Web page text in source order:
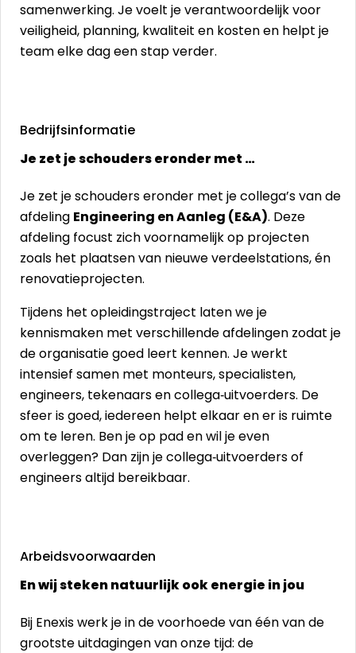
samenwerking. Je voelt je verantwoordelijk voor
veiligheid, planning, kwaliteit en kosten en helpt je
team elke dag een stap verder.
Bedrijfsinformatie
Je zet je schouders eronder met …
Je zet je schouders eronder met je collega’s van de
afdeling Engineering en Aanleg (E&A). Deze
afdeling focust zich voornamelijk op projecten
zoals het plaatsen van nieuwe verdeelstations, én
renovatieprojecten.
Tijdens het opleidingstraject laten we je
kennismaken met verschillende afdelingen zodat je
de organisatie goed leert kennen. Je werkt
intensief samen met monteurs, specialisten,
engineers, tekenaars en collega‑uitvoerders. De
sfeer is goed, iedereen helpt elkaar en er is ruimte
om te leren. Ben je op pad en wil je even
overleggen? Dan zijn je collega‑uitvoerders of
engineers altijd bereikbaar.
Arbeidsvoorwaarden
En wij steken natuurlijk ook energie in jou
Bij Enexis werk je in de voorhoede van één van de
grootste uitdagingen van onze tijd: de